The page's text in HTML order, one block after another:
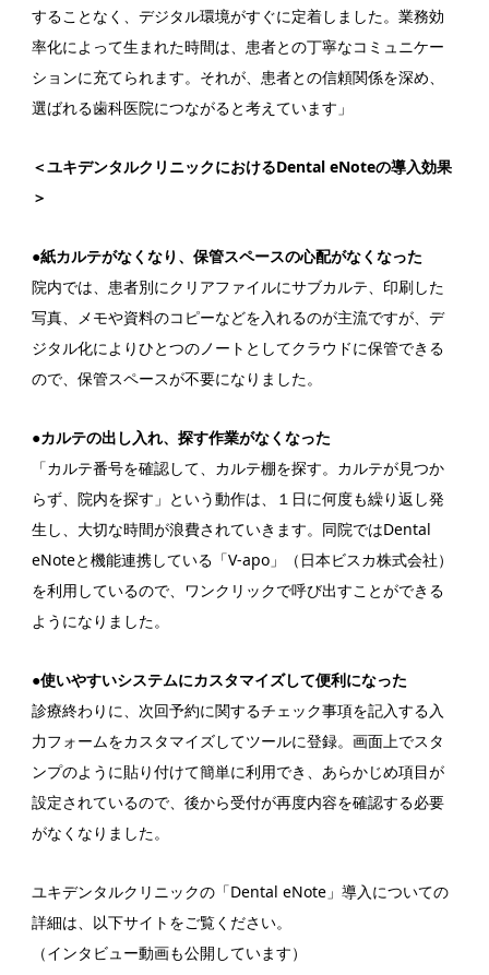
することなく、デジタル環境がすぐに定着しました。業務効
率化によって生まれた時間は、患者との丁寧なコミュニケー
ションに充てられます。それが、患者との信頼関係を深め、
選ばれる歯科医院につながると考えています」
＜ユキデンタルクリニックにおけるDental eNoteの導入効果
＞
●紙カルテがなくなり、保管スペースの心配がなくなった
院内では、患者別にクリアファイルにサブカルテ、印刷した
写真、メモや資料のコピーなどを入れるのが主流ですが、デ
ジタル化によりひとつのノートとしてクラウドに保管できる
ので、保管スペースが不要になりました。
●カルテの出し入れ、探す作業がなくなった
「カルテ番号を確認して、カルテ棚を探す。カルテが見つか
らず、院内を探す」という動作は、１日に何度も繰り返し発
生し、大切な時間が浪費されていきます。同院ではDental
eNoteと機能連携している「V-apo」（日本ビスカ株式会社）
を利用しているので、ワンクリックで呼び出すことができる
ようになりました。
●使いやすいシステムにカスタマイズして便利になった
診療終わりに、次回予約に関するチェック事項を記入する入
力フォームをカスタマイズしてツールに登録。画面上でスタ
ンプのように貼り付けて簡単に利用でき、あらかじめ項目が
設定されているので、後から受付が再度内容を確認する必要
がなくなりました。
ユキデンタルクリニックの「Dental eNote」導入についての
詳細は、以下サイトをご覧ください。
（インタビュー動画も公開しています）